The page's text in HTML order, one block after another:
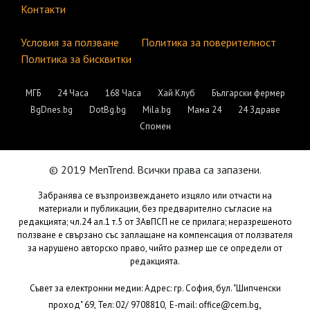
Контакти
Условия за ползване
Политика за поверителност
Политика за бисквитки
МГБ 24 Часа 168 Часа Хай Клуб
Български фермер
BgDnes.bg
DotBg.bg Mila.bg Мама 24
24 Здраве
Спомен
© 2019 MenTrend. Всички права са запазени.
Забранява се възпроизвеждането изцяло или отчасти на
материали и публикации, без предварително съгласие на
редакцията; чл.24 ал.1 т.5 от ЗАвПСП не се прилага; неразрешеното
ползване е свързано със заплащане на компенсация от ползвателя
за нарушено авторско право, чийто размер ще се определи от
редакцията.
Съвет за електронни медии: Адрес: гр. София, бул. "Шипченски
проход" 69, Тел: 02/ 9708810, E-mail:office@cem.bg,